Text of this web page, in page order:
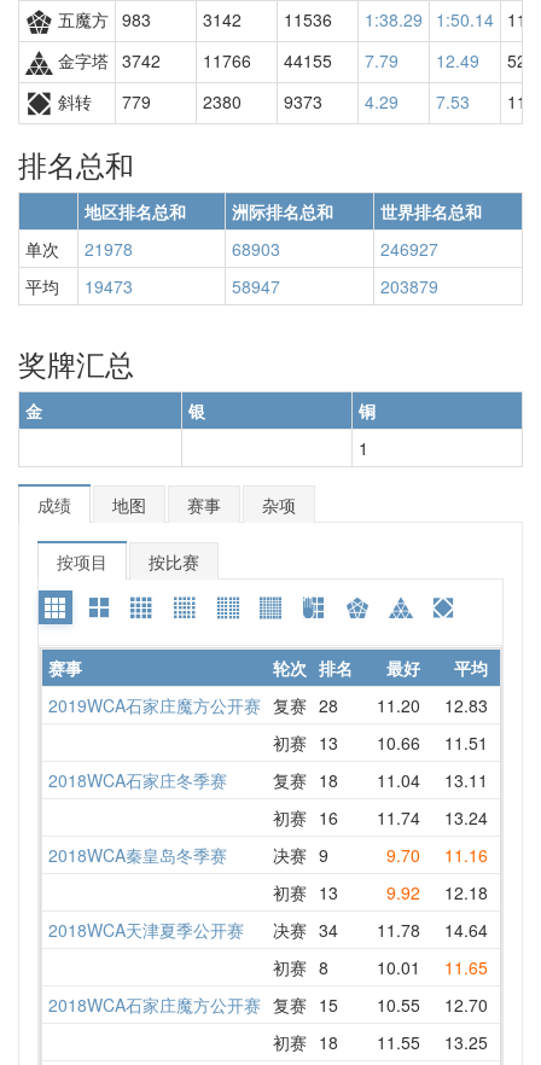
五魔方 983 3142 11536 1:38.29 1:50.14
金字塔 3742 11766 44155 7.79 12.49
斜转
779 2380 9373 4.29 7.53
排名总和
地区排名总和 洲际排名总和
世界排名总和
单次
21978 68903
246927
平均
19473 58947 203879
奖牌汇总
金 银
铜
1
成绩 地图 赛事 杂项
按项目 按比赛
赛事 轮次 排名 最好 平均
2019WCA石家庄魔方公开赛 复赛 28 11.20 12.83
初赛 13 10.66 11.51
2018WCA石家庄冬季赛 复赛 18 11.04 13.11
初赛 16 11.74 13.24
2018WCA秦皇岛冬季赛 决赛 9 9.70 11.16
初赛 13 9.92 12.18
2018WCA天津夏季公开赛 决赛 34 11.78 14.64
初赛 8 10.01 11.65
2018WCA石家庄魔方公开赛 复赛 15 10.55 12.70
初赛 18 11.55 13.25